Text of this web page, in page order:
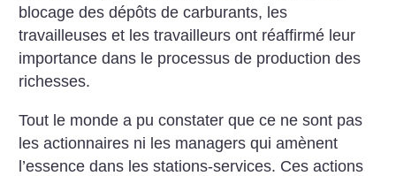
blocage des dépôts de carburants, les
travailleuses et les travailleurs ont réaffirmé leur
importance dans le processus de production des
richesses.
Tout le monde a pu constater que ce ne sont pas
les actionnaires ni les managers qui amènent
l’essence dans les stations-services. Ces actions